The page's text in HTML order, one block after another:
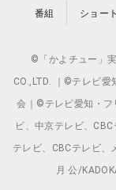
番組 ショート
©「かよチュー」
CO.,LTD. ｜©テレビ
会｜©テレビ愛知・フ
ビ、中京テレビ、
テレビ、CBCテレビ
月 公/